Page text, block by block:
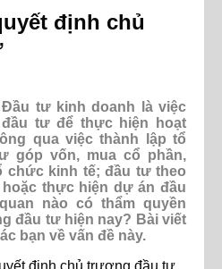
định chủ
tư kinh doanh là việc
tư để thực hiện hoạt
qua việc thành lập tổ
góp vốn, mua cổ phần,
chức kinh tế; đầu tư theo
thực hiện dự án đầu
nào có thẩm quyền
đầu tư hiện nay? Bài viết
bạn về vấn đề này.